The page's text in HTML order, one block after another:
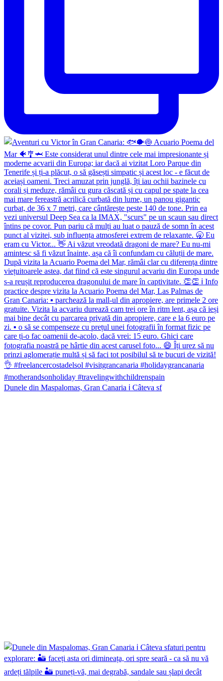
Dunele din Maspalomas, Gran Canaria ℹ️ Câteva sf